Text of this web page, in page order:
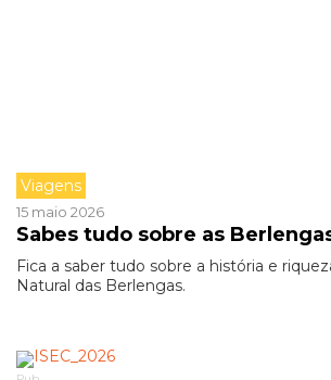
Viagens
15 maio 2026
Sabes tudo sobre as
Fica a saber tudo sobre a história e
Natural das Berlengas.